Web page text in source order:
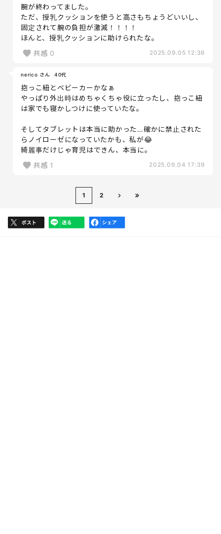
腕が終わってました。
ただ、授乳クッションを使うと高さもちょうどいいし、
固定されて腕の負担が激減！！！！
ほんと、授乳クッションに助けられたな。
共感 0 2025.09.05 12:36
nerico さん 40代
抱っこ紐とベビーカーかなぁ
やっぱり外出時はめちゃくちゃ役に立ったし、抱っこ紐
は家でも寝かしつけに使っていたな。
そしてタブレットは本当に助かった…確かに禁止された
らノイローゼになっていたかも、私が😂
綺麗事だけじゃ育児はできん、本当に。
共感 1 2025.09.04 17:39
1 2